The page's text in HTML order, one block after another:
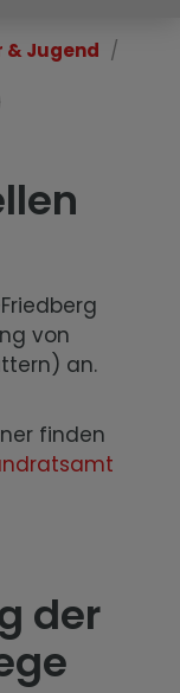
& Jugend
von
an.
finden
der